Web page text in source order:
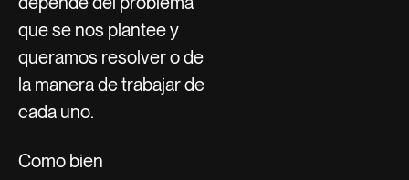
que se nos plantee y
queramos resolver o de
la manera de trabajar de
cada uno.
Como bien